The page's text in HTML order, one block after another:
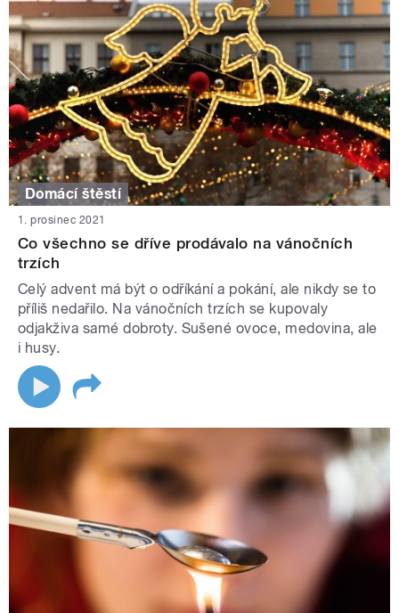
Domácí štěstí
1. prosinec 2021
Co všechno se dříve prodávalo na vánočních
trzích
Celý advent má být o odříkání a pokání, ale nikdy se to
příliš nedařilo. Na vánočních trzích se kupovaly
odjakživa samé dobroty. Sušené ovoce, medovina, ale
i husy.